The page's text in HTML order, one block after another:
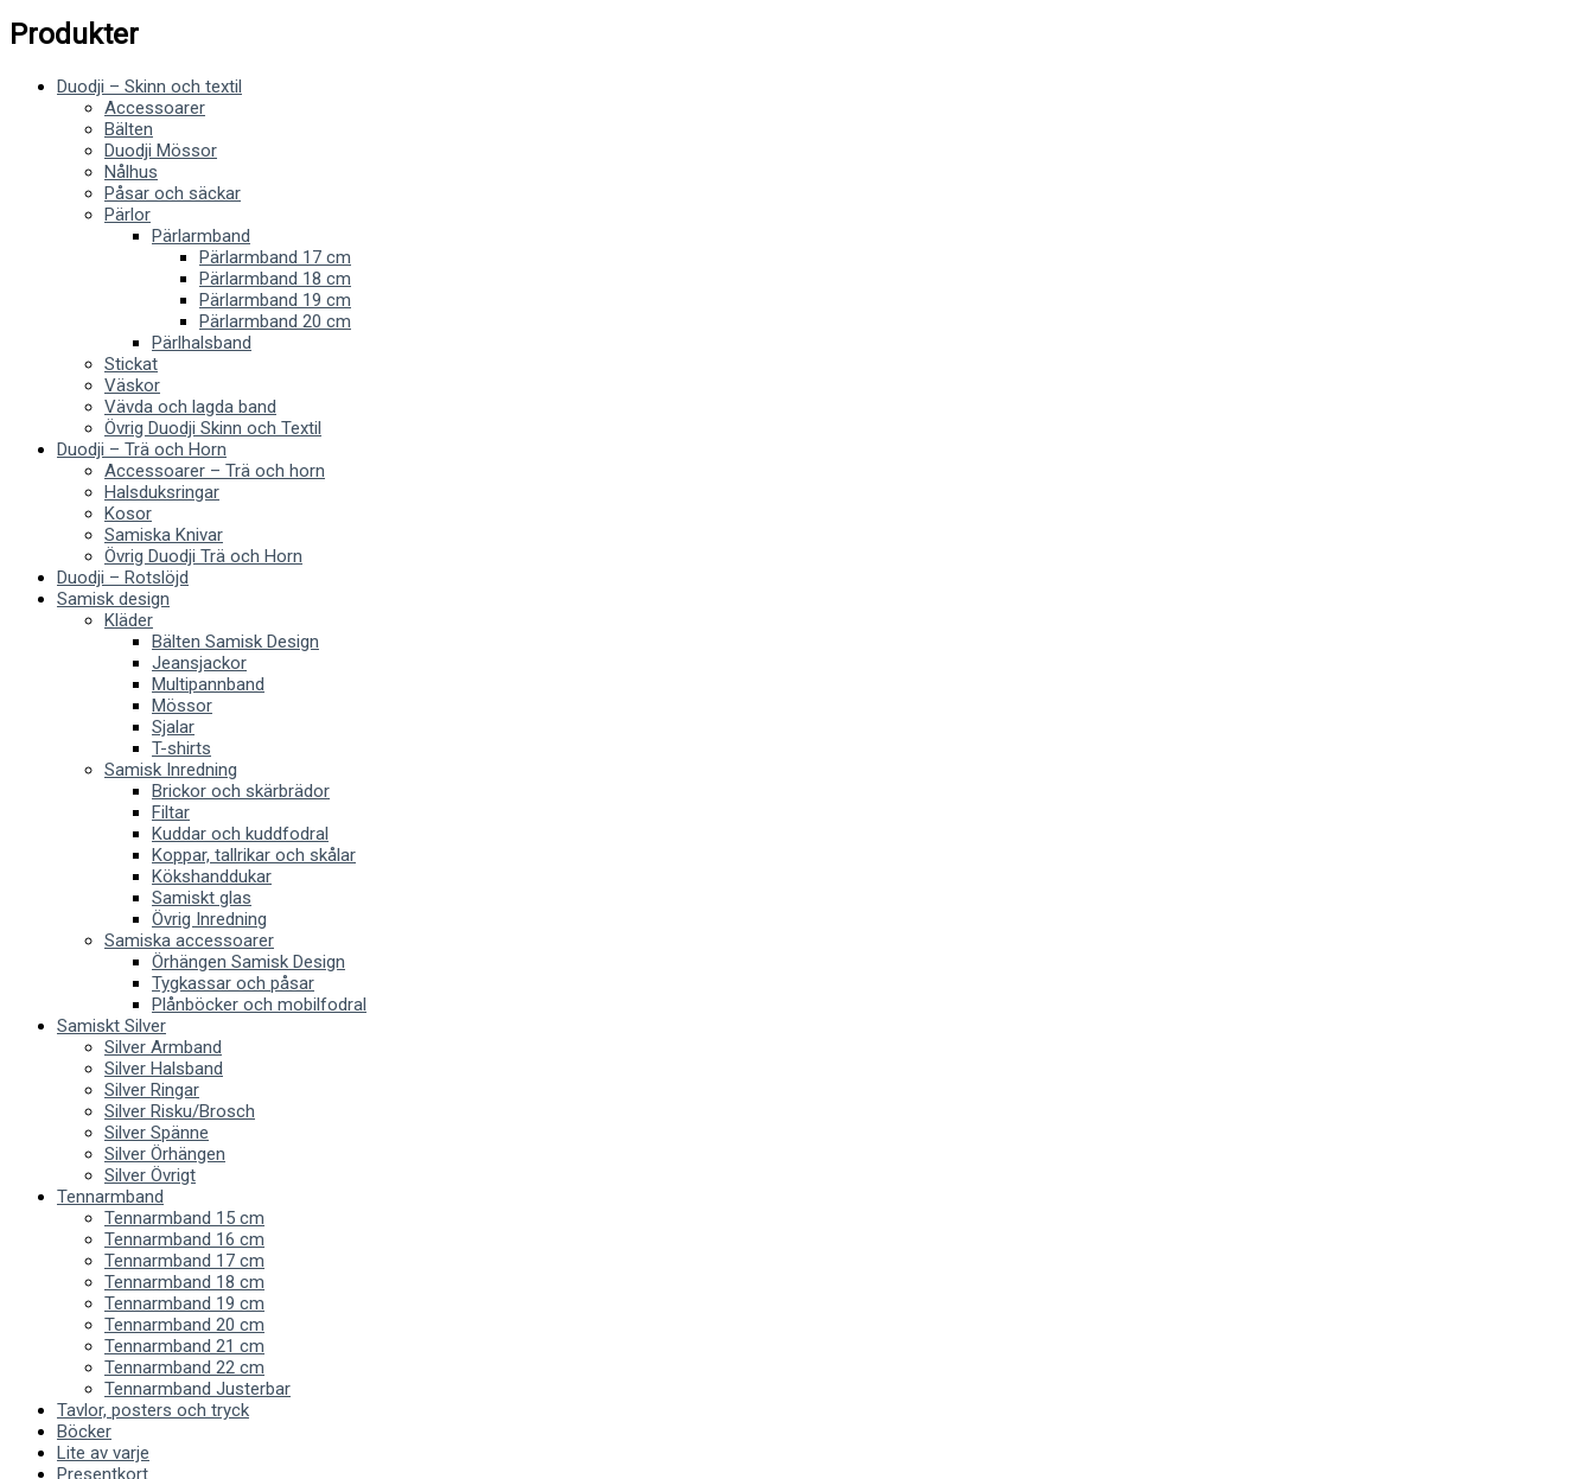
Produkter
Duodji – Skinn och textil
Accessoarer
Bälten
Duodji Mössor
Nålhus
Påsar och säckar
Pärlor
Pärlarmband
Pärlarmband 17 cm
Pärlarmband 18 cm
Pärlarmband 19 cm
Pärlarmband 20 cm
Pärlhalsband
Stickat
Väskor
Vävda och lagda band
Övrig Duodji Skinn och Textil
Duodji – Trä och Horn
Accessoarer – Trä och horn
Halsduksringar
Kosor
Samiska Knivar
Övrig Duodji Trä och Horn
Duodji – Rotslöjd
Samisk design
Kläder
Bälten Samisk Design
Jeansjackor
Multipannband
Mössor
Sjalar
T-shirts
Samisk Inredning
Brickor och skärbrädor
Filtar
Kuddar och kuddfodral
Koppar, tallrikar och skålar
Kökshanddukar
Samiskt glas
Övrig Inredning
Samiska accessoarer
Örhängen Samisk Design
Tygkassar och påsar
Plånböcker och mobilfodral
Samiskt Silver
Silver Armband
Silver Halsband
Silver Ringar
Silver Risku/Brosch
Silver Spänne
Silver Örhängen
Silver Övrigt
Tennarmband
Tennarmband 15 cm
Tennarmband 16 cm
Tennarmband 17 cm
Tennarmband 18 cm
Tennarmband 19 cm
Tennarmband 20 cm
Tennarmband 21 cm
Tennarmband 22 cm
Tennarmband Justerbar
Tavlor, posters och tryck
Böcker
Lite av varje